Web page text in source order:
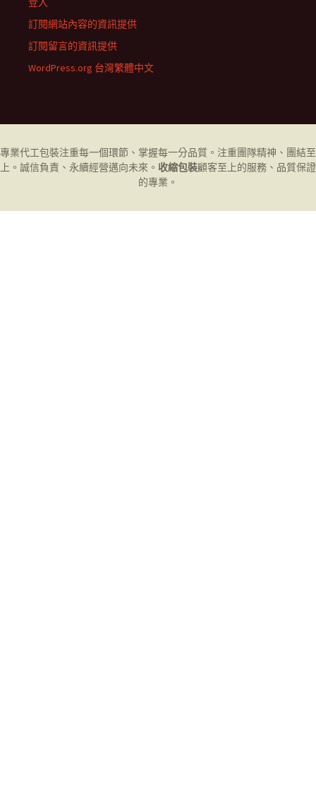
訂閱網站內容的資訊提供
訂閱留言的資訊提供
WordPress.org 台灣繁體中文
專業代工包裝注重每一個環節、掌握每一分品質。注重團隊精神、團結至
上。誠信負責、永續經營邁向未來。 收縮包裝顧客至上的服務、品質保證
的專業。